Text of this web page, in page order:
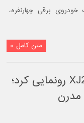
برقی چهارنفره،
متن کامل »
ایان کالوم از کانسپت جگوار XJ220 رونمایی کرد؛